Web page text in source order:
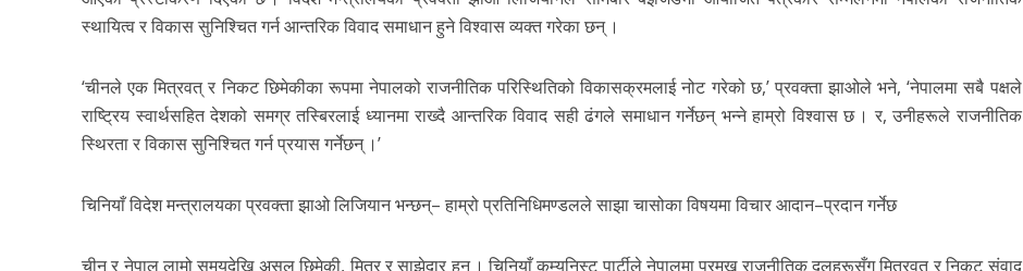
स्थायित्व र विकास सुनिश्चित गर्न आन्तरिक विवाद समाधान हुने विश्वास व्यक्त गरेका छन् ।
‘चीनले एक मित्रवत् र निकट छिमेकीका रूपमा नेपालको राजनीतिक परिस्थितिको विकासक्रमलाई नोट गरेको छ,’ प्रवक्ता झाओले भने, ‘नेपालमा सबै पक्षले
राष्ट्रिय स्वार्थसहित देशको समग्र तस्बिरलाई ध्यानमा राख्दै आन्तरिक विवाद सही ढंगले समाधान गर्नेछन् भन्ने हाम्रो विश्वास छ । र, उनीहरूले राजनीतिक
स्थिरता र विकास सुनिश्चित गर्न प्रयास गर्नेछन् ।’
चिनियाँ विदेश मन्त्रालयका प्रवक्ता झाओ लिजियान भन्छन्– हाम्रो प्रतिनिधिमण्डलले साझा चासोका विषयमा विचार आदान–प्रदान गर्नेछ
चीन र नेपाल लामो समयदेखि असल छिमेकी, मित्र र साझेदार हुन् । चिनियाँ कम्युनिस्ट पार्टीले नेपालमा प्रमुख राजनीतिक दलहरूसँग मित्रवत् र निकट संवाद